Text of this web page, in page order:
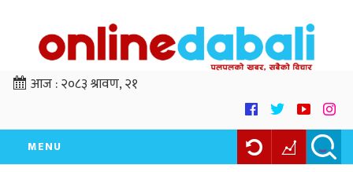
आज :२०८३ श्रावण, २१
MENU